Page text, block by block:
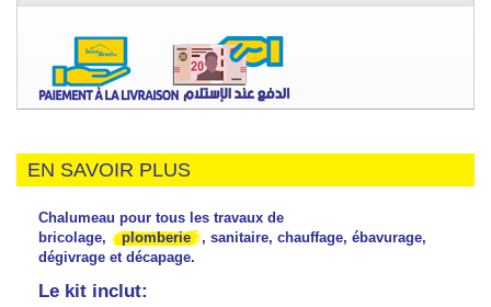
EN SAVOIR PLUS
Chalumeau pour tous les travaux de
bricolage,
plomberie
, sanitaire, chauffage, ébavurage,
dégivrage et décapage.
Le kit inclut: